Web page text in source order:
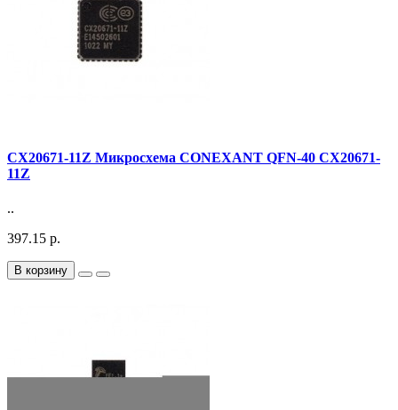
CX20671-11Z Микросхема CONEXANT QFN-40 CX20671-
11Z
..
397.15 р.
В корзину